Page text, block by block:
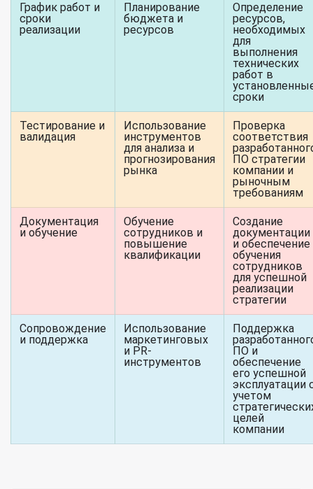
График работ и
сроки
реализации
Планирование
бюджета и
ресурсов
Определение
ресурсов,
необходимых
для
выполнения
технических
работ в
сроки
Тестирование и
валидация
Использование
инструментов
для анализа и
прогнозирования
рынка
Проверка
соответствия
ПО стратегии
компании и
рыночным
требованиям
Документация
и обучение
Обучение
сотрудников и
повышение
квалификации
Создание
документации
и обеспечение
обучения
сотрудников
для успешной
реализации
стратегии
Сопровождение
и поддержка
Использование
маркетинговых
и PR-
инструментов
Поддержка
ПО и
обеспечение
его успешной
эксплуатации
учетом
целей
компании